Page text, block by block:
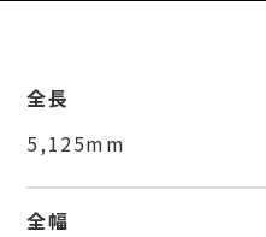
全長
5,125mm
全幅